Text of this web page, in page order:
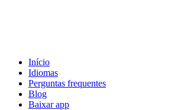
Início
Idiomas
Perguntas frequentes
Blog
Baixar app